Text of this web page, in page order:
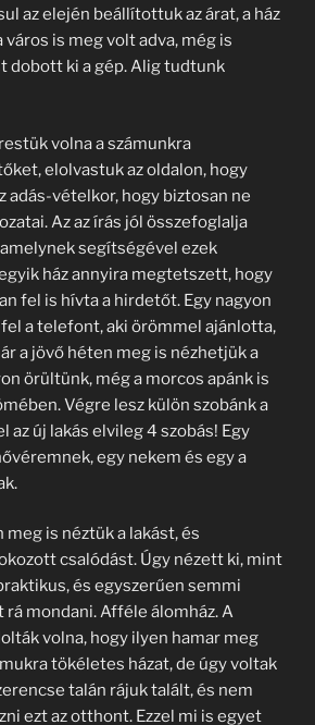
az elején beállítottuk az árat, a ház
is meg volt adva, még is
dobott ki a gép. Alig tudtunk
volna a számunkra
elolvastuk az oldalon, hogy
adás-vételkor, hogy biztosan ne
Az az írás jól összefoglalja
segítségével ezek
ház annyira megtetszett, hogy
fel is hívta a hirdetőt. Egy nagyon
a telefont, aki örömmel ajánlotta,
a jövő héten meg is nézhetjük a
örültünk, még a morcos apánk is
Végre lesz külön szobánk a
az új lakás elvileg 4 szobás! Egy
egy nekem és egy a
is néztük a lakást, és
csalódást. Úgy nézett ki, mint
és egyszerűen semmi
mondani. Afféle álomház. A
volna, hogy ilyen hamar meg
tökéletes házat, de úgy voltak
talán rájuk talált, és nem
ezt az otthont. Ezzel mi is egyet